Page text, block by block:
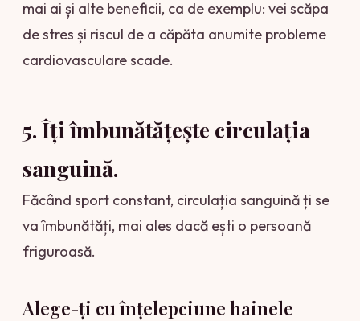
mai ai și alte beneficii, ca de exemplu: vei scăpa
de stres și riscul de a căpăta anumite probleme
cardiovasculare scade.
5. Îți îmbunătățește circulația
sanguină.
Făcând sport constant, circulația sanguină ți se
va îmbunătăți, mai ales dacă ești o persoană
friguroasă.
Alege-ţi cu înțelepciune hainele